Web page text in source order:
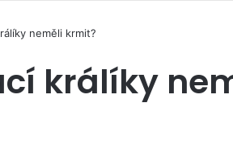
neměli krmit?
králíky